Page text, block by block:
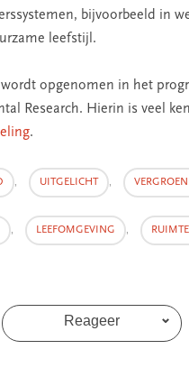
bijvoorbeeld in
leefstijl.
opgenomen in het
Research. Hierin is veel
.
, UITGELICHT ,
, LEEFOMGEVING ,
Reageer